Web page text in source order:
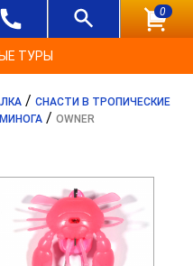
0
ТУРЫ
/ СНАСТИ В ТРОПИЧЕСКИЕ
/ OWNER